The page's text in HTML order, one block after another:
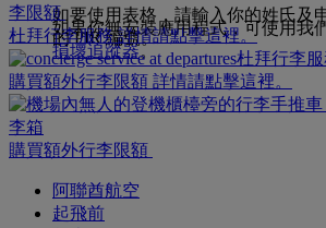
如果你無安裝應用程式，可使用我
損壞追蹤器。
如要使用表格，請輸入你的姓氏及
的 PIR 編號。
李限額
杜拜行李服務 詳情請點擊這裡。
杜拜行李服
購買額外行李限額 詳情請點擊這裡。
購買額外行李限額
阿聯酋航空
起飛前